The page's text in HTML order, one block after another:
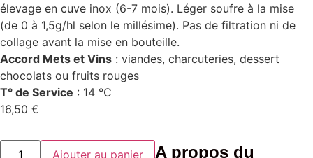
élevage en cuve inox (6-7 mois). Léger soufre à la mise
(de 0 à 1,5g/hl selon le millésime). Pas de filtration ni de
collage avant la mise en bouteille.
Accord Mets et Vins : viandes, charcuteries, dessert
chocolats ou fruits rouges
T° de Service : 14 °C
16,50 €
quantité
Ajouter au panier A propos du